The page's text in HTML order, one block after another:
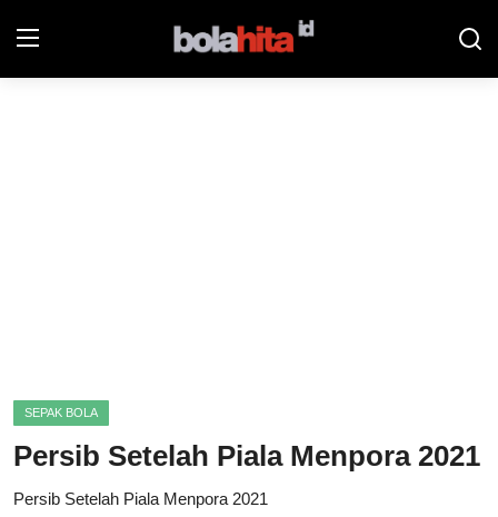
SEPAK BOLA
Persib Setelah Piala Menpora 2021
Persib Setelah Piala Menpora 2021